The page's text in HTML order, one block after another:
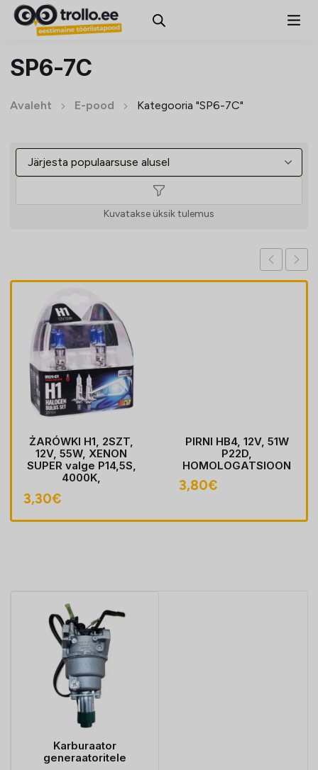
SP6-7C
Avaleht E-pood Kategooria "SP6-7C"
Kuvatakse üksik tulemus
ŻARÓWKI H1, 2SZT,
12V, 55W, XENON
SUPER valge P14,5S,
4000K,
3,30€
PIRNI HB4, 12V, 51W
P22D,
HOMOLOGATSIOON
3,80€
Karburaator
generaatoritele